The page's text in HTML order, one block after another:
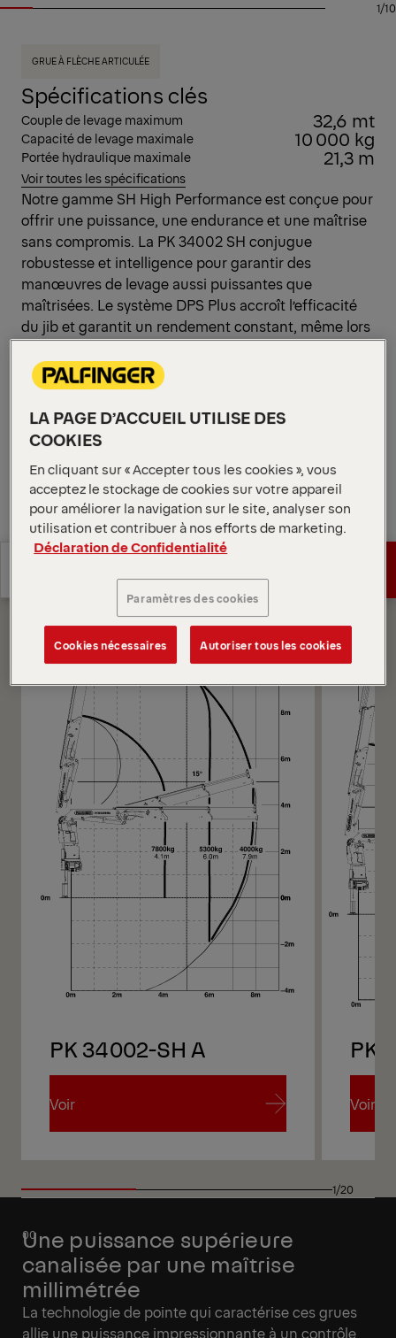
1/10
GRUE À FLÈCHE ARTICULÉE
Spécifications clés
Couple de levage maximum 32,6 mt
Capacité de levage maximale 10 000 kg
Portée hydraulique maximale 21,3 m
Voir toutes les spécifications
Notre gamme SH High Performance est conçue pour
offrir une puissance, une endurance et une maîtrise
sans compromis. La PK 34002 SH conjugue
robustesse et intelligence pour garantir des
manœuvres de levage aussi puissantes que
maîtrisées. Le système DPS Plus accroît l’efficacité
du jib et garantit un rendement constant, même lors
de manutentions industrielles lourdes qui exigent
une rigueur totale à pleine extension.
Ouvrir les diagrammes
Demander un devis
Demander un devis
Trouver un partenaire commercial
Trouver un partenaire commercial
techniques
Spécifications Demander un devis
Diagrammes
PK 34002-SH A
Voir
PK
Voir
1/20
Une puissance supérieure
canalisée par une maîtrise
millimétrée
La technologie de pointe qui caractérise ces grues
allie une puissance impressionnante à un contrôle
LA PAGE D’ACCUEIL UTILISE DES
COOKIES
En cliquant sur « Accepter tous les cookies », vous
acceptez le stockage de cookies sur votre appareil
pour améliorer la navigation sur le site, analyser son
utilisation et contribuer à nos efforts de marketing.
Déclaration de Confidentialité
Paramètres des cookies
Cookies nécessaires Autoriser tous les cookies